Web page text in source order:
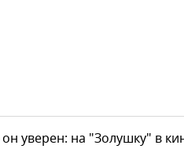
уверен: на "Золушку" в